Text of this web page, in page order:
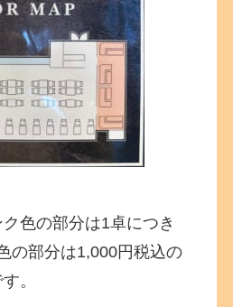
色の部分は1卓につき
の部分は1,000円税込の
。